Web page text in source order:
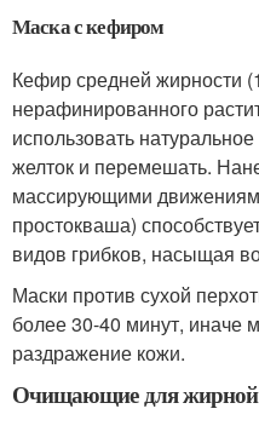
Маска с кефиром
Кефир средней жирности
нерафинированного
использовать
желток и перемешать.
массирующими
простокваша)
видов грибков, насыщая
Маски против сухой
более 30-40 минут, иначе
раздражение кожи.
Очищающие для жирной